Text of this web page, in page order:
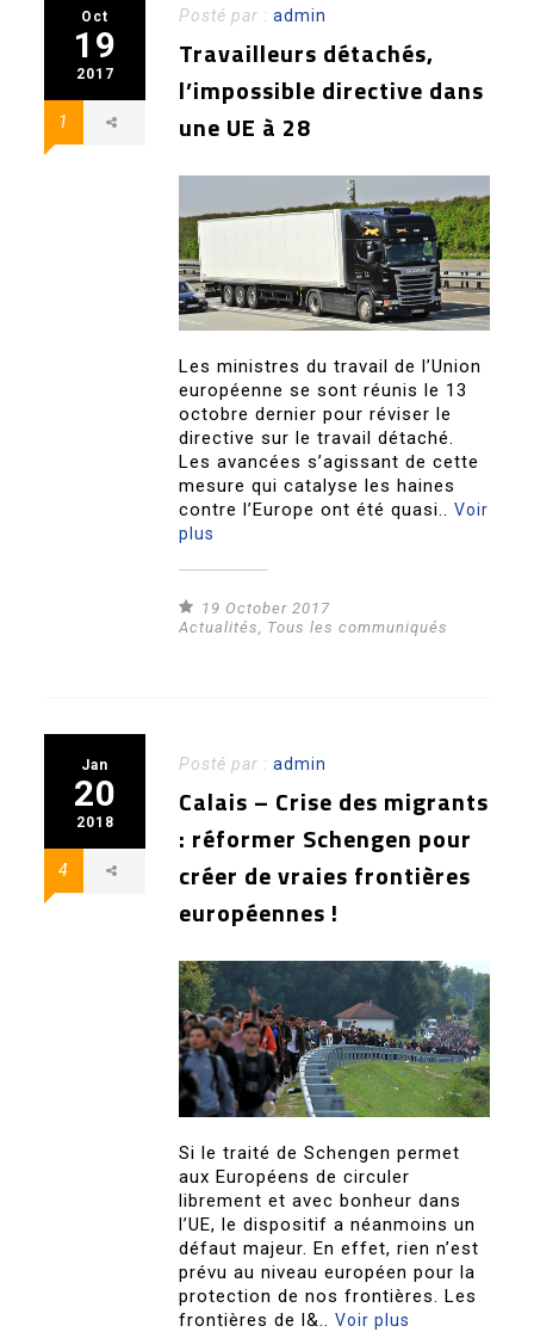
Oct
19
2017
1
Posté par :admin
Travailleurs détachés,
l’impossible directive dans
une UE à 28
Les ministres du travail de l’Union
européenne se sont réunis le 13
octobre dernier pour réviser le
directive sur le travail détaché.
Les avancées s’agissant de cette
mesure qui catalyse les haines
contre l’Europe ont été quasi..Voir
plus
19 October 2017
Actualités, Tous les communiqués
Jan
20
2018
4
Posté par :admin
Calais – Crise des migrants
: réformer Schengen pour
créer de vraies frontières
européennes !
Si le traité de Schengen permet
aux Européens de circuler
librement et avec bonheur dans
l’UE, le dispositif a néanmoins un
défaut majeur. En effet, rien n’est
prévu au niveau européen pour la
protection de nos frontières. Les
frontières de l&..Voir plus